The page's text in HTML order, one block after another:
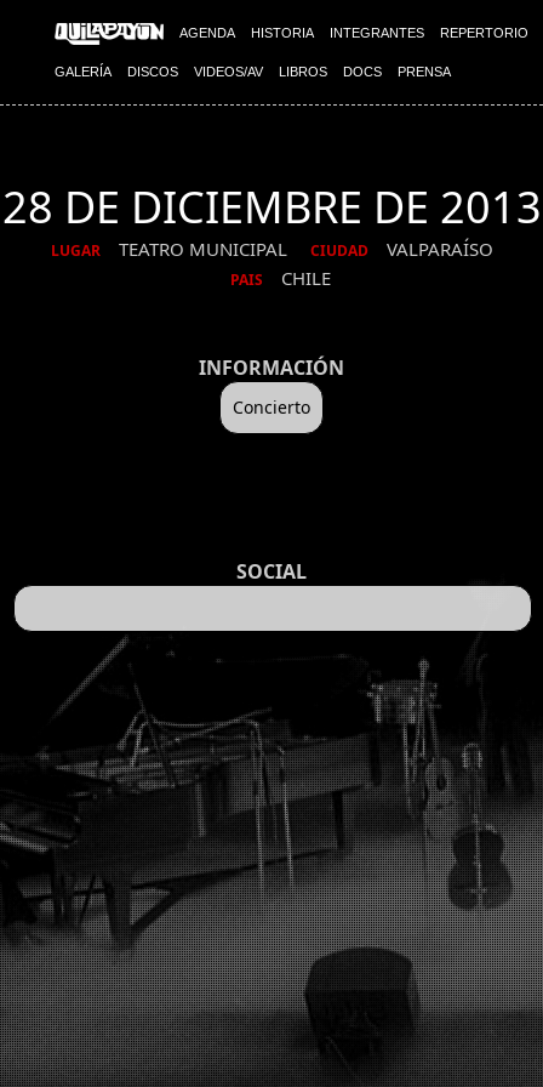
AGENDA HISTORIA INTEGRANTES REPERTORIO
GALERÍA DISCOS VIDEOS/AV LIBROS DOCS PRENSA
28 DE DICIEMBRE DE 2013
LUGAR TEATRO MUNICIPAL CIUDAD VALPARAÍSO
PAIS CHILE
INFORMACIÓN
Concierto
SOCIAL